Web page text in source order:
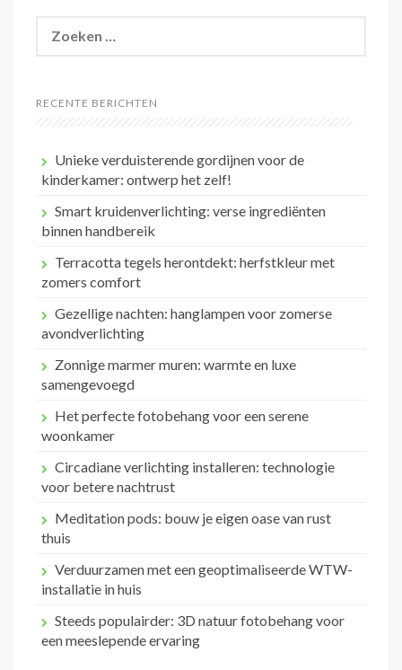
naar:
RECENTE BERICHTEN
Unieke verduisterende gordijnen voor de
kinderkamer: ontwerp het zelf!
Smart kruidenverlichting: verse ingrediënten
binnen handbereik
Terracotta tegels herontdekt: herfstkleur met
zomers comfort
Gezellige nachten: hanglampen voor zomerse
avondverlichting
Zonnige marmer muren: warmte en luxe
samengevoegd
Het perfecte fotobehang voor een serene
woonkamer
Circadiane verlichting installeren: technologie
voor betere nachtrust
Meditation pods: bouw je eigen oase van rust
thuis
Verduurzamen met een geoptimaliseerde WTW-
installatie in huis
Steeds populairder: 3D natuur fotobehang voor
een meeslepende ervaring